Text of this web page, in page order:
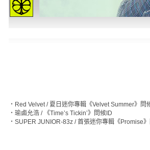
‧ Red Velvet / 夏日迷你專輯《Velvet Summer》問
‧ 瑜鹵允浩 / 《Time’s Tickin’》問候ID
‧ SUPER JUNIOR-83z / 首張迷你專輯《Promise